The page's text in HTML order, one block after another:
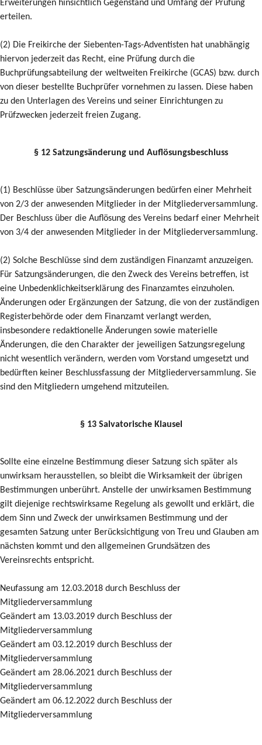
Erweiterungen hinsichtlich Gegenstand und Umfang der Prüfung
erteilen.
(2) Die Freikirche der Siebenten-Tags-Adventisten hat unabhängig
hiervon jederzeit das Recht, eine Prüfung durch die
Buchprüfungsabteilung der weltweiten Freikirche (GCAS) bzw. durch
von dieser bestellte Buchprüfer vornehmen zu lassen. Diese haben
zu den Unterlagen des Vereins und seiner Einrichtungen zu
Prüfzwecken jederzeit freien Zugang.
§ 12 Satzungsänderung und Auflösungsbeschluss
(1) Beschlüsse über Satzungsänderungen bedürfen einer Mehrheit
von 2/3 der anwesenden Mitglieder in der Mitgliederversammlung.
Der Beschluss über die Auflösung des Vereins bedarf einer Mehrheit
von 3/4 der anwesenden Mitglieder in der Mitgliederversammlung.
(2) Solche Beschlüsse sind dem zuständigen Finanzamt anzuzeigen.
Für Satzungsänderungen, die den Zweck des Vereins betreffen, ist
eine Unbedenklichkeitserklärung des Finanzamtes einzuholen.
Änderungen oder Ergänzungen der Satzung, die von der zuständigen
Registerbehörde oder dem Finanzamt verlangt werden,
insbesondere redaktionelle Änderungen sowie materielle
Änderungen, die den Charakter der jeweiligen Satzungsregelung
nicht wesentlich verändern, werden vom Vorstand umgesetzt und
bedürften keiner Beschlussfassung der Mitgliederversammlung. Sie
sind den Mitgliedern umgehend mitzuteilen.
§ 13 Salvatorische Klausel
Sollte eine einzelne Bestimmung dieser Satzung sich später als
unwirksam herausstellen, so bleibt die Wirksamkeit der übrigen
Bestimmungen unberührt. Anstelle der unwirksamen Bestimmung
gilt diejenige rechtswirksame Regelung als gewollt und erklärt, die
dem Sinn und Zweck der unwirksamen Bestimmung und der
gesamten Satzung unter Berücksichtigung von Treu und Glauben am
nächsten kommt und den allgemeinen Grundsätzen des
Vereinsrechts entspricht.
Neufassung am 12.03.2018 durch Beschluss der
Mitgliederversammlung
Geändert am 13.03.2019 durch Beschluss der
Mitgliederversammlung
Geändert am 03.12.2019 durch Beschluss der
Mitgliederversammlung
Geändert am 28.06.2021 durch Beschluss der
Mitgliederversammlung
Geändert am 06.12.2022 durch Beschluss der
Mitgliederversammlung